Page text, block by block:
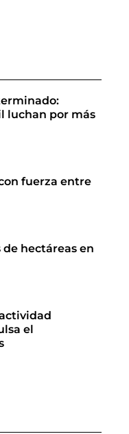
luchan por más
fuerza entre
hectáreas en
el